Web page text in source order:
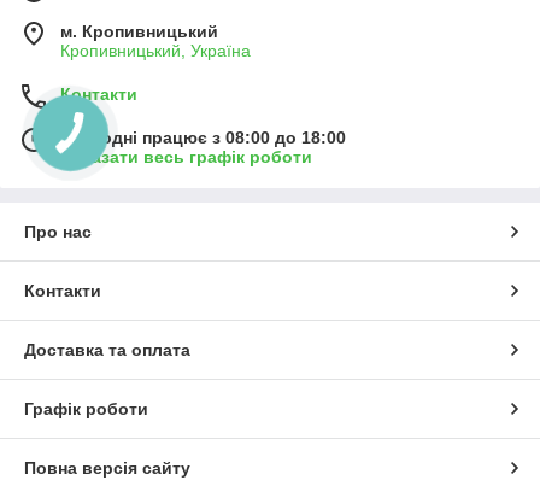
м. Кропивницький
Кропивницький, Україна
Контакти
Сьогодні працює з 08:00 до 18:00
Показати весь графік роботи
Про нас
Контакти
Доставка та оплата
Графік роботи
Повна версія сайту